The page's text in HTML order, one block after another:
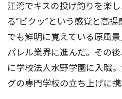
江湾でキスの投げ釣りを楽
る”ビクッ”という感覚と高
でも鮮明に覚えている原風
パレル業界に進んだ。その
に学校法人水野学園に入職
グの専門学校の立ち上げに携